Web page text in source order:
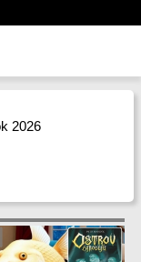
2026